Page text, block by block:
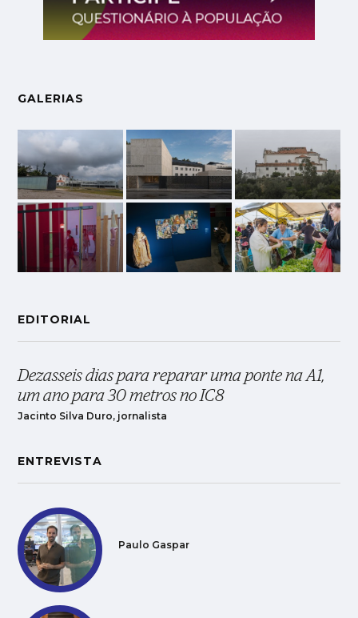
GALERIAS
EDITORIAL
Dezasseis dias para reparar uma ponte na A1,
um ano para 30 metros no IC8
Jacinto Silva Duro, jornalista
ENTREVISTA
Paulo Gaspar